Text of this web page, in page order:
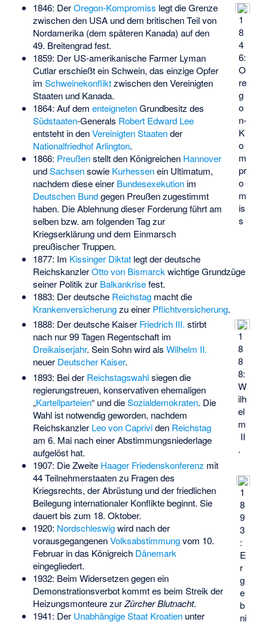
1
8
4
6:
O
re
g
o
n-
K
o
m
pr
o
m
is
s
1846: DerOregon-Kompromiss legt die Grenze
zwischen den USA und dem britischen Teil von
Nordamerika (dem späteren Kanada) auf den
49. Breitengrad fest.
1859: Der US-amerikanische Farmer Lyman
Cutlar erschießt ein Schwein, das einzige Opfer
im Schweinekonfliktzwischen den Vereinigten
Staaten und Kanada.
1864: Auf dem enteignetenGrundbesitz des
Südstaaten-Generals Robert Edward Lee
entsteht in denVereinigten Staatender
Nationalfriedhof Arlington.
1866: Preußenstellt den Königreichen Hannover
undSachsensowie Kurhessenein Ultimatum,
nachdem diese einer Bundesexekutionim
Deutschen Bundgegen Preußen zugestimmt
haben. Die Ablehnung dieser Forderung führt am
selben bzw. am folgenden Tag zur
Kriegserklärung und dem Einmarsch
preußischer Truppen.
1877: Im Kissinger Diktatlegt der deutsche
ReichskanzlerOtto von Bismarck wichtige Grundzüge
seiner Politik zur Balkankrisefest.
1883: Der deutsche Reichstagmacht die
Krankenversicherungzu einer Pflichtversicherung.
1
8
8
8:
W
ilh
el
m
II
.
1888: Der deutsche Kaiser Friedrich III. stirbt
nach nur 99 Tagen Regentschaft im
Dreikaiserjahr. Sein Sohn wird als Wilhelm II.
neuer Deutscher Kaiser.
1
8
9
3
:
E
r
g
e
b
ni
1893: Bei der Reichstagswahlsiegen die
regierungstreuen, konservativen ehemaligen
„Kartellparteien“ und dieSozialdemokraten. Die
Wahl ist notwendig geworden, nachdem
Reichskanzler Leo von Caprividen Reichstag
am 6. Mai nach einer Abstimmungsniederlage
aufgelöst hat.
1907: Die Zweite Haager Friedenskonferenz mit
44 Teilnehmerstaaten zu Fragen des
Kriegsrechts, der Abrüstung und der friedlichen
Beilegung internationaler Konflikte beginnt. Sie
dauert bis zum 18. Oktober.
1920: Nordschleswigwird nach der
vorausgegangenenVolksabstimmungvom 10.
Februar in das Königreich Dänemark
eingegliedert.
1932: Beim Widersetzen gegen ein
Demonstrationsverbot kommt es beim Streik der
HeizungsmonteurezurZürcher Blutnacht.
1941: Der Unabhängige Staat Kroatienunter